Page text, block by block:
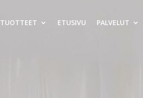
TUOTTEET ETUSIVU PALVELUT